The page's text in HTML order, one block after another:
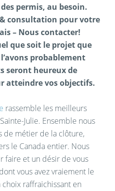
permis, au besoin.
& consultation pour votre
– Nous contacter!
que soit le projet que
probablement
seront heureux de
atteindre vos objectifs.
rassemble les meilleurs
Julie. Ensemble nous
de métier de la clôture,
le Canada entier. Nous
faire et un désir de vous
vous avez vraiement le
raffraichissant en